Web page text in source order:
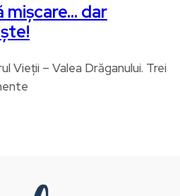
mișcare… dar
Vieții – Valea Drăganului. Trei